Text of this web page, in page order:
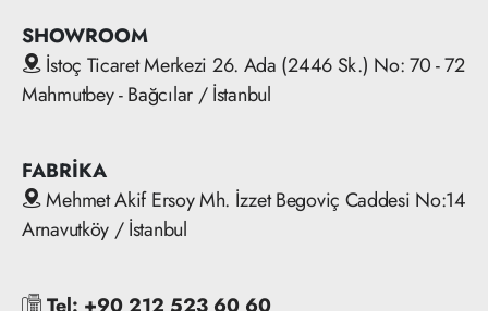
SHOWROOM
İstoç Ticaret Merkezi 26. Ada (2446 Sk.) No: 70 - 72
Mahmutbey - Bağcılar / İstanbul
FABRİKA
Mehmet Akif Ersoy Mh. İzzet Begoviç Caddesi No:14
Arnavutköy / İstanbul
Tel: +90 212 523 60 60